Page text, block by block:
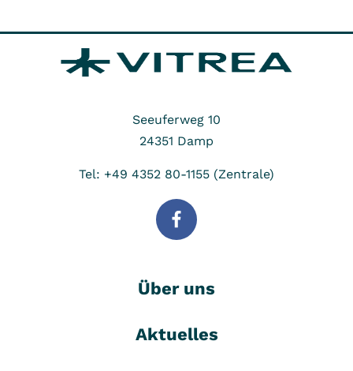
Seeuferweg 10
24351 Damp
Tel: +49 4352 80-1155 (Zentrale)
Über uns
Aktuelles